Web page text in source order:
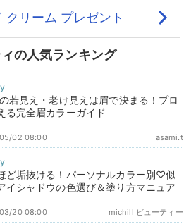
の人気ランキング
若見え・老け見えは眉で決まる！プロ
る完全眉カラーガイド
asami.t
02 08:00
ど垢抜ける！パーソナルカラー別♡似
イシャドウの色選び＆塗り方マニュア
michill ビューティー
20 08:00